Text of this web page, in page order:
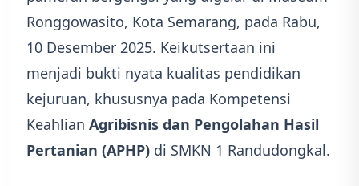
Ronggowasito, Kota Semarang, pada Rabu,
10 Desember 2025. Keikutsertaan ini
menjadi bukti nyata kualitas pendidikan
kejuruan, khususnya pada Kompetensi
Keahlian Agribisnis dan Pengolahan Hasil
Pertanian (APHP) di SMKN 1 Randudongkal.